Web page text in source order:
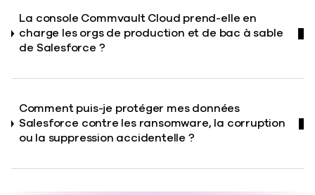
La console Commvault Cloud prend-elle en
charge les orgs de production et de bac à sable
de Salesforce ?
Comment puis-je protéger mes données
Salesforce contre les ransomware, la corruption
ou la suppression accidentelle ?